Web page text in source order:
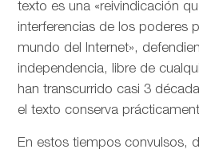
texto es una «reivindicación
interferencias de los poderes
mundo del Internet»,
independencia, libre de
han transcurrido casi 3
el texto conserva
En estos tiempos convulsos,